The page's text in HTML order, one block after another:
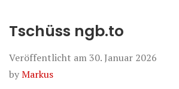
Tschüss ngb.to
Veröffentlicht am 30. Januar 2026
byMarkus